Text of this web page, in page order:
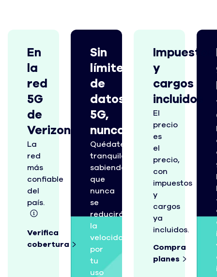
En
la
red
5G
de
Verizon
La
red
más
confiable
del
país.
Verifica
cobertura
Sin
límites
de
datos
5G,
nunca
Quédate
tranquilo
sabiendo
que
nunca
se
reducirá
la
velocidad
por
tu
uso
Impuestos
y
cargos
incluidos
El
precio
es
el
precio,
con
impuestos
y
cargos
ya
incluidos.
Compra
planes